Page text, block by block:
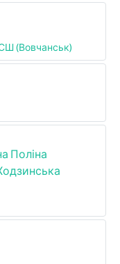
(Вовчанськ)
Поліна